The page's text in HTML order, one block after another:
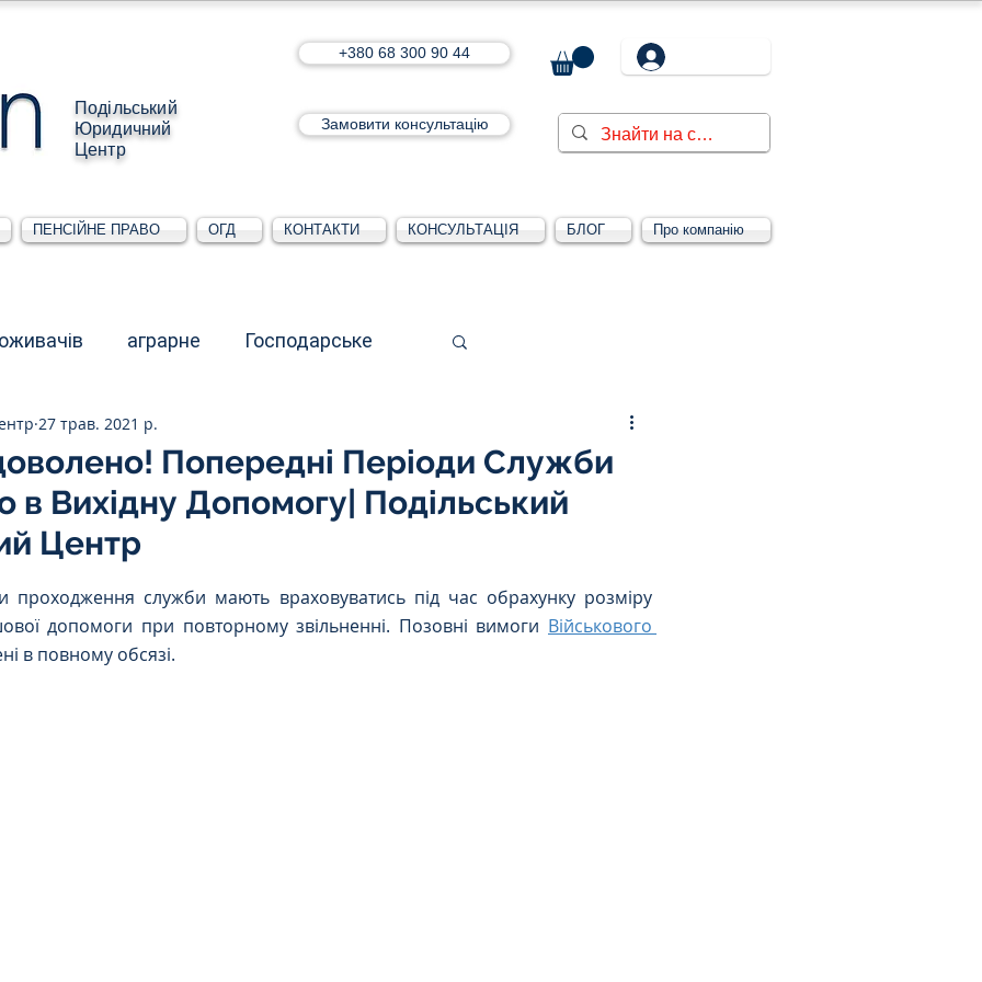
Подільський
Юридичний
Центр
+380 68 300 90 44
Замовити консультацію
ПЕНСІЙНЕ ПРАВО ОГД КОНТАКТИ КОНСУЛЬТАЦІЯ БЛОГ Про компанію
аграрне Господарське
Для юридичних осіб
Інтелектуальна власність
Адміністративі порушення
Попередні Періоди Служби
в Вихідну Допомогу| Подільський
Центр
27 трав. 2021 р.
проходження служби мають враховуватись під час обрахунку розміру
допомоги при повторному звільненні. Позовні вимоги Військового
в повному обсязі.